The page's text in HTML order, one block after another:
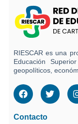
RIESCAR es una
Educación
geopolíticos,
Contacto